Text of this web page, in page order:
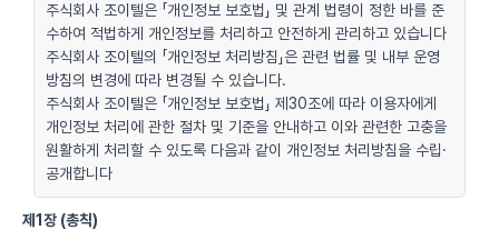
주식회사 조이텔은 「개인정보 보호법」 및 관계 법령이 정한 바를 준
수하여 적법하게 개인정보를 처리하고 안전하게 관리하고 있습니다
주식회사 조이텔의 「개인정보 처리방침」은 관련 법률 및 내부 운영
방침의 변경에 따라 변경될 수 있습니다.
주식회사 조이텔은 「개인정보 보호법」 제30조에 따라 이용자에게
개인정보 처리에 관한 절차 및 기준을 안내하고 이와 관련한 고충을
원활하게 처리할 수 있도록 다음과 같이 개인정보 처리방침을 수립·
공개합니다
제1장 (총칙)